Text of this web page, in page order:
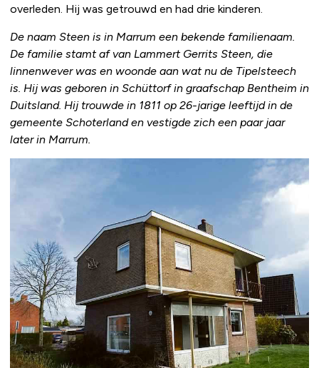
overleden. Hij was getrouwd en had drie kinderen.
De naam Steen is in Marrum een bekende familienaam.
De familie stamt af van Lammert Gerrits Steen, die
linnenwever was en woonde aan wat nu de Tipelsteech
is. Hij was geboren in Schüttorf in graafschap Bentheim in
Duitsland. Hij trouwde in 1811 op 26-jarige leeftijd in de
gemeente Schoterland en vestigde zich een paar jaar
later in Marrum.